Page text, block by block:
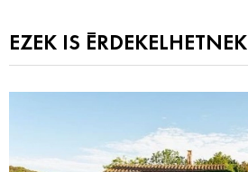
EZEK IS ÉRDEKELHETNEK